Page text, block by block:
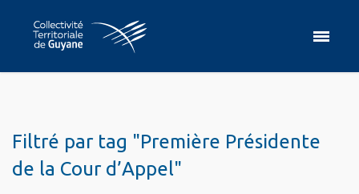
Filtré par tag "Première Présidente
de la Cour d’Appel"